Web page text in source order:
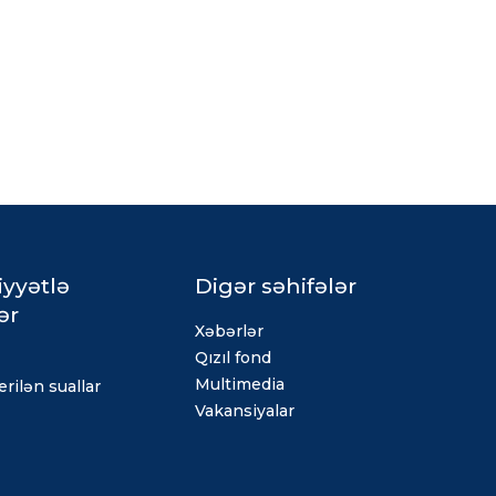
suallar
Digər səhifələr
Xəbərlər
Qızıl fond
Multimedia
Vakansiyalar